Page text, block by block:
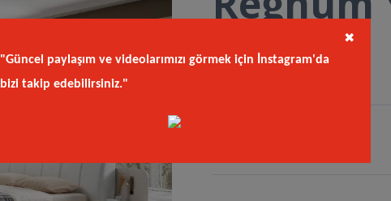
Takımı
"Güncel paylaşım ve videolarımızı görmek için İnstagram'da
bizi takip edebilirsiniz."
✖